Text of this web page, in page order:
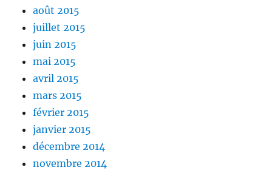
août 2015
juillet 2015
juin 2015
mai 2015
avril 2015
mars 2015
février 2015
janvier 2015
décembre 2014
novembre 2014